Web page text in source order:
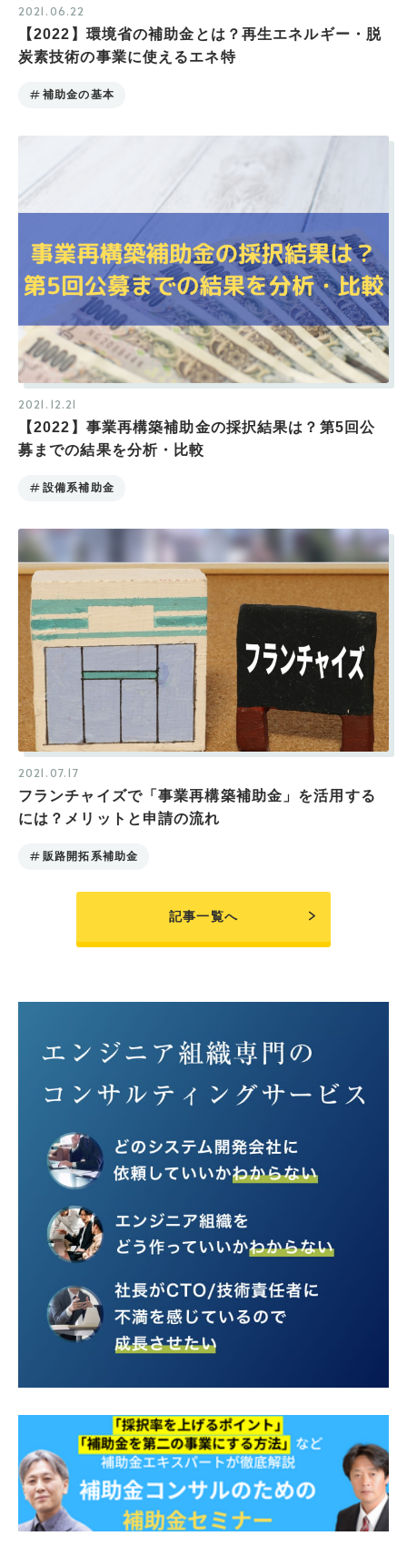
2021.06.22
【2022】環境省の補助金とは？再生エネルギー・脱
炭素技術の事業に使えるエネ特
補助金の基本
2021.12.21
【2022】事業再構築補助金の採択結果は？第5回公
募までの結果を分析・比較
設備系補助金
2021.07.17
フランチャイズで「事業再構築補助金」を活用する
には？メリットと申請の流れ
販路開拓系補助金
記事一覧へ